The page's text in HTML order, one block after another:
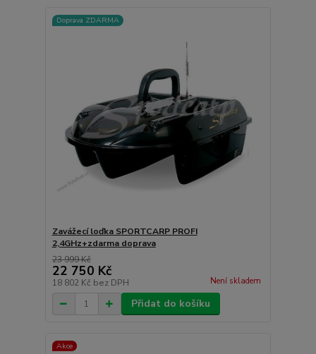
Doprava ZDARMA
Zavážecí loďka SPORTCARP PROFI
2,4GHz+zdarma doprava
23 999 Kč
22 750 Kč
18 802 Kč bez DPH Není skladem
Přidat do košíku
Akce